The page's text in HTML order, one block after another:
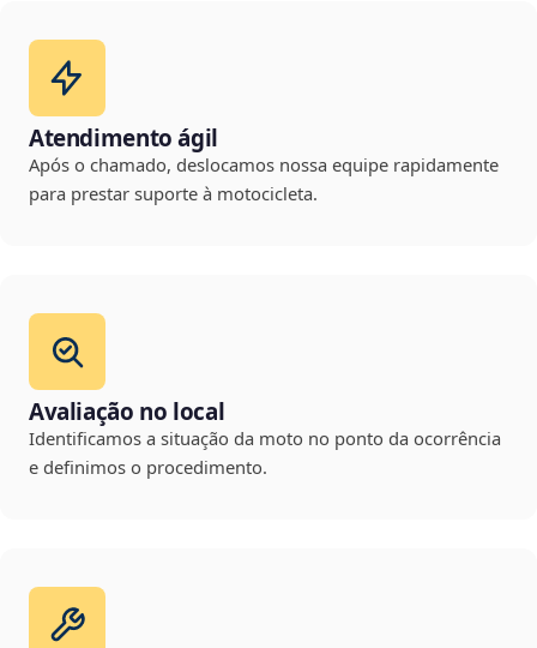
Atendimento ágil
Após o chamado, deslocamos nossa equipe rapidamente
para prestar suporte à motocicleta.
Avaliação no local
Identificamos a situação da moto no ponto da ocorrência
e definimos o procedimento.